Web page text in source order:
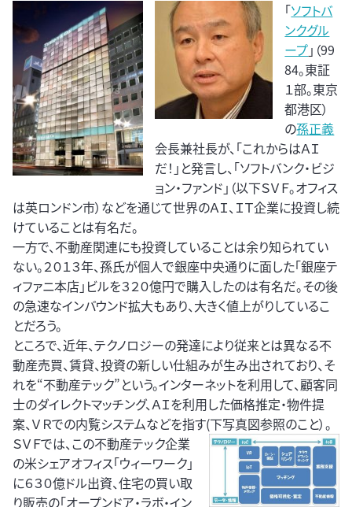
「ソフトバ
ンクグル
ープ」（99
84。東証
１部。東京
都港区）
の孫正義
会長兼社長が、「これからはＡＩ
だ！」と発言し、「ソフトバンク・ビジ
ョン・ファンド」（以下ＳＶＦ。オフィス
は英ロンドン市）などを通じて世界のＡＩ、ＩＴ企業に投資し続
けていることは有名だ。
一方で、不動産関連にも投資していることは余り知られてい
ない。２０１３年、孫氏が個人で銀座中央通りに面した「銀座テ
ィファニ本店」ビルを３２０億円で購入したのは有名だ。その後
の急速なインバウンド拡大もあり、大きく値上がりしているこ
とだろう。
ところで、近年、テクノロジーの発達により従来とは異なる不
動産売買、賃貸、投資の新しい仕組みが生み出されており、そ
れを“不動産テック”という。インターネットを利用して、顧客同
士のダイレクトマッチング、ＡＩを利用した価格推定・物件提
案、ＶＲでの内覧システムなどを指す(下写真図参照のこと）。
ＳＶＦでは、この不動産テック企業
の米シェアオフィス「ウィーワーク」
に６３０億ドル出資、住宅の買い取
り販売の「オープンドア・ラボ・イン